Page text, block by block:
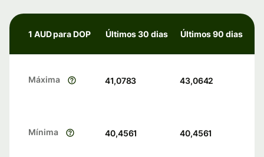
1 AUD para DOP Últimos 30 dias Últimos 90 dias
Máxima 41,0783 43,0642
Mínima 40,4561 40,4561